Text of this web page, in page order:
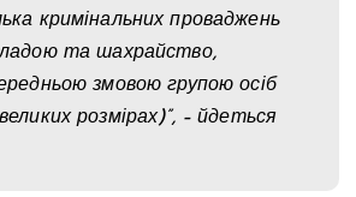
кримінальних проваджень
та шахрайство,
змовою групою осіб
розмірах)”, – йдеться